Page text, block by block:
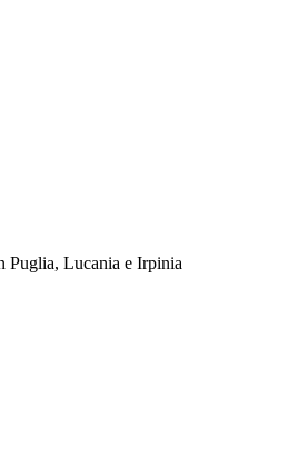
Puglia, Lucania e Irpinia